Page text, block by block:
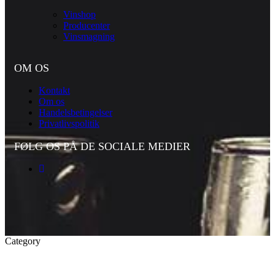
Vinshop
Producenter
Vinsmagning
OM OS
Kontakt
Om os
Handelsbetingelser
Privatlivspolitik
FØLG OS PÅ DE SOCIALE MEDIER
Category